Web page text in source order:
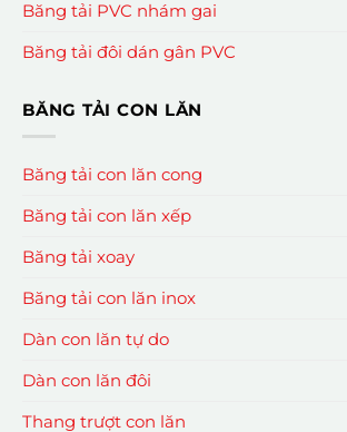
Băng tải PVC nhám gai
Băng tải đôi dán gân PVC
BĂNG TẢI CON LĂN
Băng tải con lăn cong
Băng tải con lăn xếp
Băng tải xoay
Băng tải con lăn inox
Dàn con lăn tự do
Dàn con lăn đôi
Thang trượt con lăn